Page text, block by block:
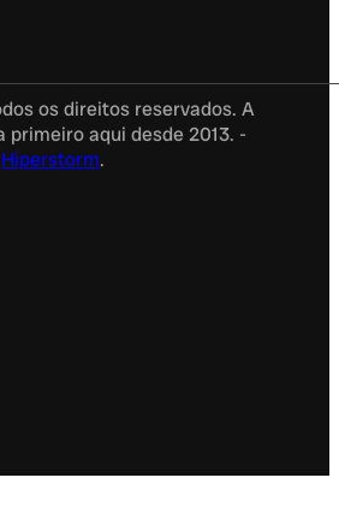
os direitos reservados. A
primeiro aqui desde 2013. -
Hiperstorm.